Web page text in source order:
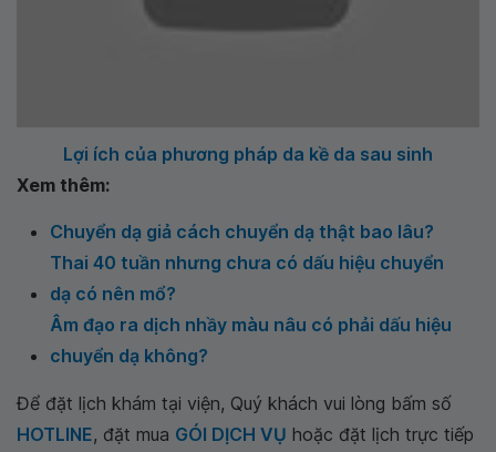
Lợi ích của phương pháp da kề da sau sinh
Xem thêm:
Chuyển dạ giả cách chuyển dạ thật bao lâu?
Thai 40 tuần nhưng chưa có dấu hiệu chuyển
dạ có nên mổ?
Âm đạo ra dịch nhầy màu nâu có phải dấu hiệu
chuyển dạ không?
Để đặt lịch khám tại viện, Quý khách vui lòng bấm số
HOTLINE, đặt mua GÓI DỊCH VỤ hoặc đặt lịch trực tiếp